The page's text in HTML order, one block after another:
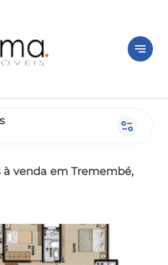
notes
page_info
à venda em Tremembé,